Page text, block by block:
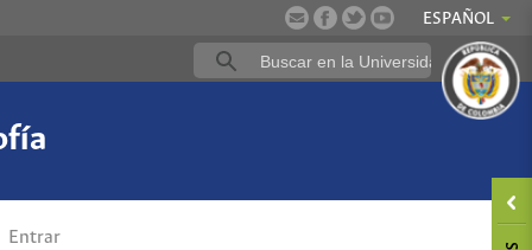
ESPAÑOL
Entrar